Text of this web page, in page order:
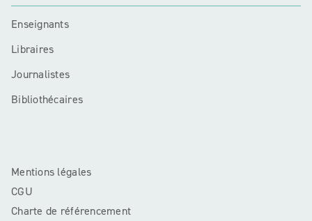
Enseignants
Libraires
Journalistes
Bibliothécaires
Mentions légales
CGU
Charte de référencement